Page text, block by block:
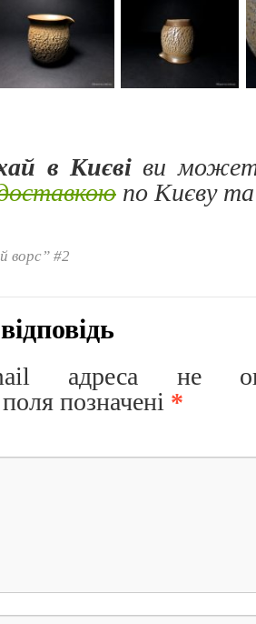
в Києвіви
по Києву та
ворс” #2
адреса не
позначені *